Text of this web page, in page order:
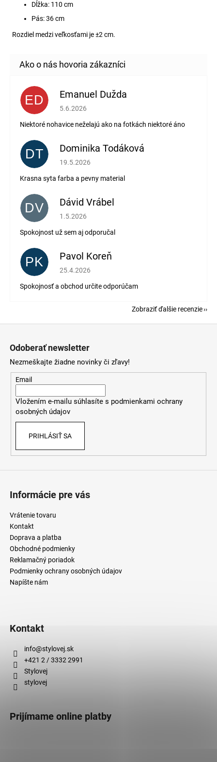
Dĺžka: 110 cm
Pás: 36 cm
Rozdiel medzi veľkosťami je ±2 cm.
ED Emanuel Dužda
Hodnotenie obchodu je 2 z 5 hviezdičiek.
5.6.2026
Niektoré nohavice neželajú ako na fotkách niektoré áno
DT Dominika Todáková
Hodnotenie obchodu je 5 z 5 hviezdičiek.
19.5.2026
Krasna syta farba a pevny material
DV Dávid Vrábel
Hodnotenie obchodu je 5 z 5 hviezdičiek.
1.5.2026
Spokojnost už sem aj odporučal
PK Pavol Koreň
Hodnotenie obchodu je 5 z 5 hviezdičiek.
25.4.2026
Spokojnosť a obchod určite odporúčam
Zobraziť ďalšie recenzie
Odoberať newsletter
Nezmeškajte žiadne novinky či zľavy!
Email
Vložením e-mailu súhlasíte s podmienkami ochrany
osobných údajov
PRIHLÁSIŤ SA
Informácie pre vás
Vrátenie tovaru
Kontakt
Doprava a platba
Obchodné podmienky
Reklamačný poriadok
Podmienky ochrany osobných údajov
Napíšte nám
Kontakt
info@stylovej.sk
+421 2 / 3332 2991
Stylovej
stylovej
Prijímame online platby